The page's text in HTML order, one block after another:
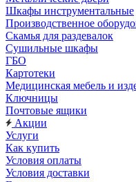
Шкафы инструментальные
Производственное
Скамья для раздевалок
Сушильные шкафы
ГБО
Картотеки
Медицинская мебель и
Ключницы
Почтовые ящики
Акции
Услуги
Как купить
Условия оплаты
Условия доставки